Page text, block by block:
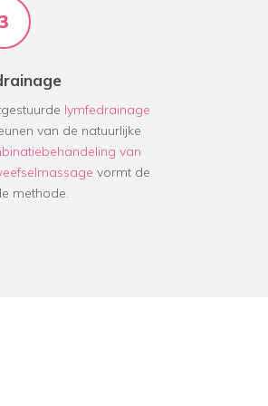
lymfedrainage
van de natuurlijke
van
vormt de
methode.